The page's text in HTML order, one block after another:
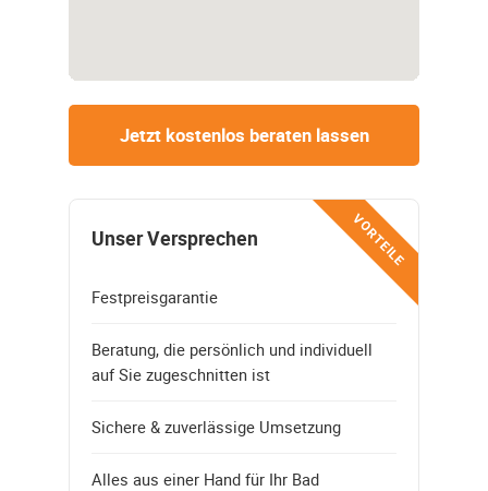
Jetzt kostenlos beraten lassen
VORTEILE
Unser Versprechen
Festpreisgarantie
Beratung, die persönlich und individuell
auf Sie zugeschnitten ist
Sichere & zuverlässige Umsetzung
Alles aus einer Hand für Ihr Bad